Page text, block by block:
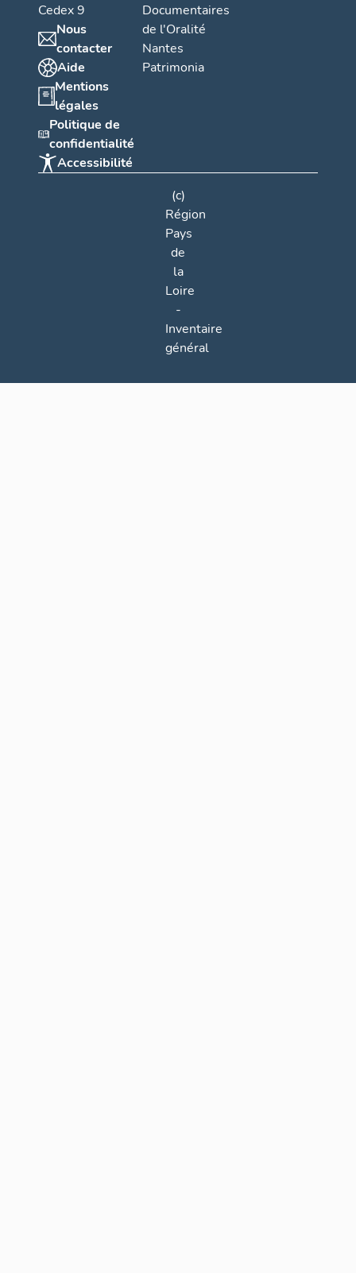
Cedex 9
Nous
contacter
Aide
Mentions
légales
Politique de
confidentialité
Accessibilité
Documentaires
de l'Oralité
Nantes
Patrimonia
(c)
Région
Pays
de
la
Loire
-
Inventaire
général